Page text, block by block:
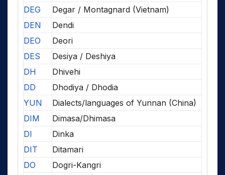
DEG
Degar / Montagnard (Vietnam)
DEN
Dendi
DEO
Deori
DES
Desiya / Deshiya
DH
Dhivehi
DD
Dhodiya / Dhodia
YUN
Dialects/languages of Yunnan (China)
DIM
Dimasa/Dhimasa
DI
Dinka
DIT
Ditamari
DO
Dogri-Kangri